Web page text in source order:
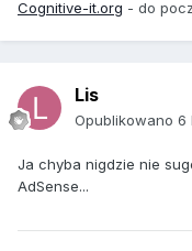
Cognitive-it.org - do
Lis
Opublikowano 6
Ja chyba nigdzie nie
AdSense...